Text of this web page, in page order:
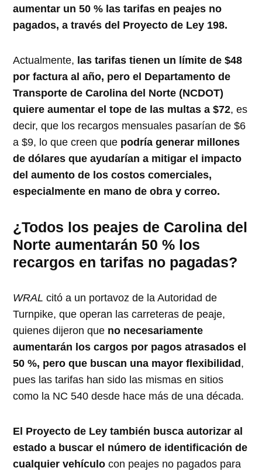
aumentar un 50 % las tarifas en peajes no
pagados, a través del Proyecto de Ley 198.
Actualmente, las tarifas tienen un límite de $48
por factura al año, pero el Departamento de
Transporte de Carolina del Norte (NCDOT)
quiere aumentar el tope de las multas a $72, es
decir, que los recargos mensuales pasarían de $6
a $9, lo que creen que podría generar millones
de dólares que ayudarían a mitigar el impacto
del aumento de los costos comerciales,
especialmente en mano de obra y correo.
¿Todos los peajes de Carolina del
Norte aumentarán 50 % los
recargos en tarifas no pagadas?
WRALcitó a un portavoz de la Autoridad de
Turnpike, que operan las carreteras de peaje,
quienes dijeron que no necesariamente
aumentarán los cargos por pagos atrasados el
50 %, pero que buscan una mayor flexibilidad ,
pues las tarifas han sido las mismas en sitios
como la NC 540 desde hace más de una década.
El Proyecto de Ley también busca autorizar al
estado a buscar el número de identificación de
cualquier vehículocon peajes no pagados para